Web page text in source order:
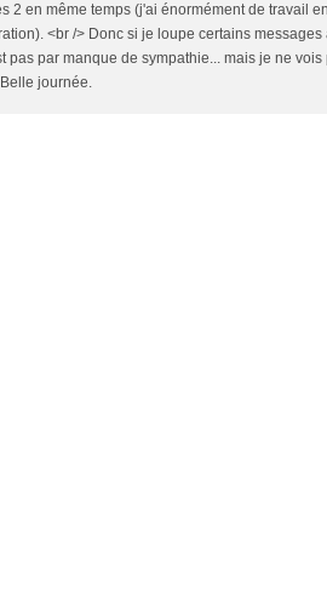
2 en même temps (j'ai énormément de travail
<br /> Donc si je loupe certains messages
pas par manque de sympathie... mais je ne vois
journée.